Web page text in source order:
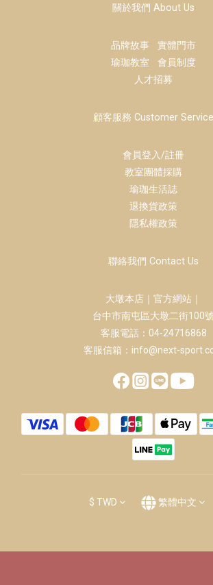
關於我們 About Us
品牌故事 實體門市
瑜珈教室 會員制度
人才招募
顧客服務 Customer Service
會員登入/註冊
教室團體採購
瑜珈生活誌
退換貨政策
隱私權政策
聯絡我們 Contact Us
大墩本店｜官方網站｜
台中市南屯區大墩二街100號
客服電話：04-24716868
客服信箱：info@next-
$ TWD 繁體中文